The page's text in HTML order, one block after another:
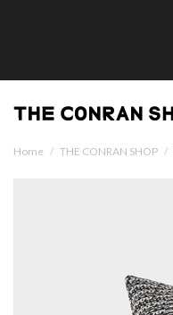
Home / THE CONRAN SHOP /